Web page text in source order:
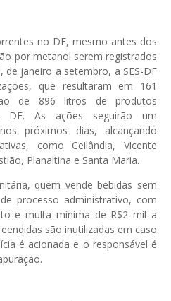
no DF, mesmo antes dos
por metanol serem registrados
de janeiro a setembro, a SES-DF
que resultaram em 161
de 896 litros de produtos
DF. As ações seguirão um
próximos dias, alcançando
como Ceilândia, Vicente
Planaltina e Santa Maria.
quem vende bebidas sem
processo administrativo, com
e multa mínima de R$2 mil a
são inutilizadas em caso
é acionada e o responsável é